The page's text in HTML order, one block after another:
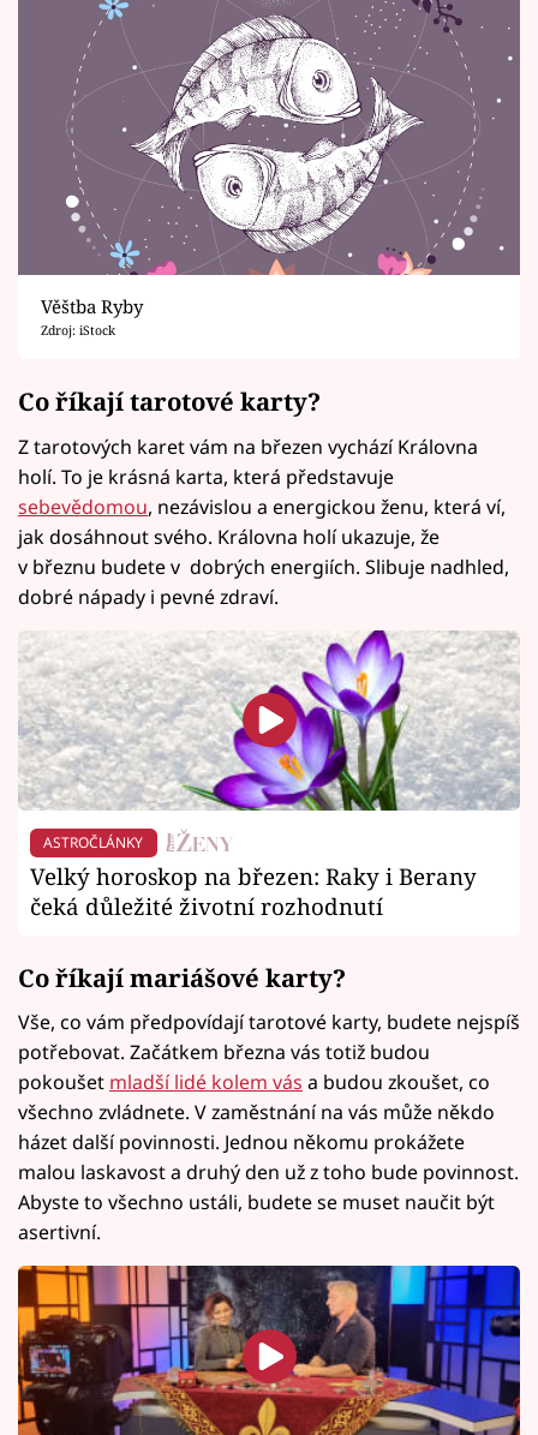
Věštba Ryby
Zdroj: iStock
Co říkají tarotové karty?
Z tarotových karet vám na březen vychází Královna
holí. To je krásná karta, která představuje
sebevědomou, nezávislou a energickou ženu, která ví,
jak dosáhnout svého. Královna holí ukazuje, že
v březnu budete v dobrých energiích. Slibuje nadhled,
dobré nápady i pevné zdraví.
ASTROČLÁNKY
Velký horoskop na březen: Raky i Berany
čeká důležité životní rozhodnutí
Co říkají mariášové karty?
Vše, co vám předpovídají tarotové karty, budete nejspíš
potřebovat. Začátkem března vás totiž budou
pokoušet mladší lidé kolem vás a budou zkoušet, co
všechno zvládnete. V zaměstnání na vás může někdo
házet další povinnosti. Jednou někomu prokážete
malou laskavost a druhý den už z toho bude povinnost.
Abyste to všechno ustáli, budete se muset naučit být
asertivní.